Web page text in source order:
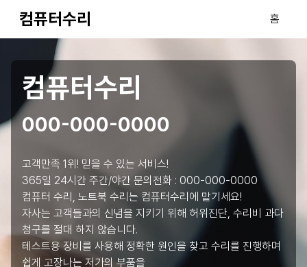
컴퓨터수리 홈
컴퓨터수리
000-000-0000
고객만족 1위! 믿을 수 있는 서비스!
365일 24시간 주간/야간 문의전화 : 000-000-0000
컴퓨터 수리, 노트북 수리는 컴퓨터수리에 맡기세요!
자사는 고객들과의 신념을 지키기 위해 허위진단, 수리비 과다
청구를 절대 하지 않습니다.
테스트용 장비를 사용해 정확한 원인을 찾고 수리를 진행하며
쉽게 고장나는 저가의 부품을